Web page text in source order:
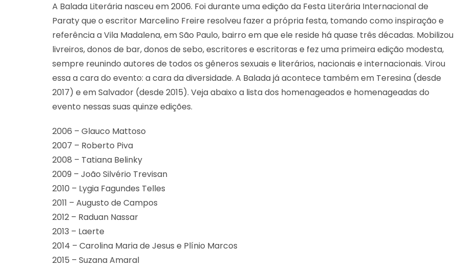
A Balada Literária nasceu em 2006. Foi durante uma edição da Festa Literária Internacional de
Paraty que o escritor Marcelino Freire resolveu fazer a própria festa, tomando como inspiração e
referência a Vila Madalena, em São Paulo, bairro em que ele reside há quase três décadas. Mobilizou
livreiros, donos de bar, donos de sebo, escritores e escritoras e fez uma primeira edição modesta,
sempre reunindo autores de todos os gêneros sexuais e literários, nacionais e internacionais. Virou
essa a cara do evento: a cara da diversidade. A Balada já acontece também em Teresina (desde
2017) e em Salvador (desde 2015). Veja abaixo a lista dos homenageados e homenageadas do
evento nessas suas quinze edições.
2006 – Glauco Mattoso
2007 – Roberto Piva
2008 – Tatiana Belinky
2009 – João Silvério Trevisan
2010 – Lygia Fagundes Telles
2011 – Augusto de Campos
2012 – Raduan Nassar
2013 – Laerte
2014 – Carolina Maria de Jesus e Plínio Marcos
2015 – Suzana Amaral